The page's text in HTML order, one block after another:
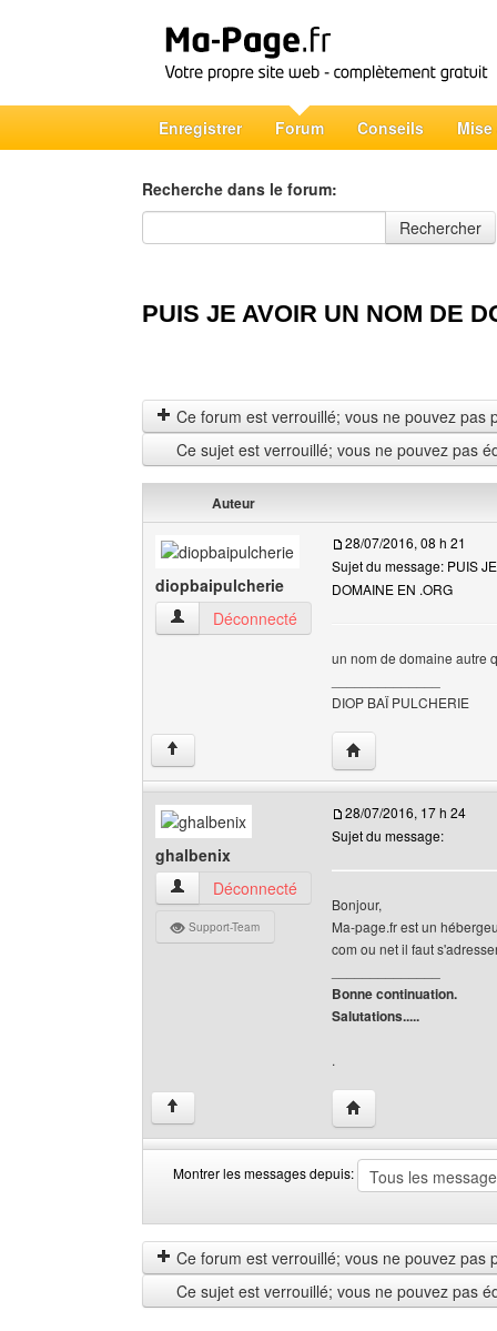
Enregistrer Forum Conseils Mise
Recherche dans le forum:
Recherche dans le forum
Rechercher
PUIS JE AVOIR UN NOM DE
Ce forum est verrouillé; vous ne pouvez pas
Ce sujet est verrouillé; vous ne pouvez pas
Auteur
diopbaipulcherie
diopbaipulcherie Voir le profil de l'utilisateur
Déconnecté
28/07/2016, 08 h 21
Sujet du message: PUIS
DOMAINE EN .ORG
un nom de domaine autre
DIOP BAÏ PULCHERIE
↑ Visiter le site web
ghalbenix
ghalbenix Voir le profil de l'utilisateur
Déconnecté
Support-Team
28/07/2016, 17 h 24
Sujet du message:
Bonjour,
Ma-page.fr est un
com ou net il faut
Bonne continuation.
Salutations.....
.
↑ Visiter le site web
Montrer les messages depuis:
les
messages
depuis
by
Ce forum est verrouillé; vous ne pouvez pas
Ce sujet est verrouillé; vous ne pouvez pas